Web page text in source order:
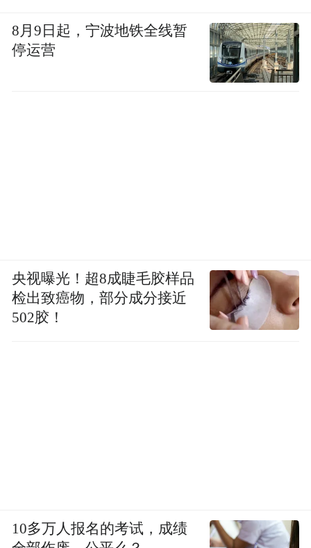
8月9日起，宁波地铁全线暂
停运营
央视曝光！超8成睫毛胶样品
检出致癌物，部分成分接近
502胶！
10多万人报名的考试，成绩